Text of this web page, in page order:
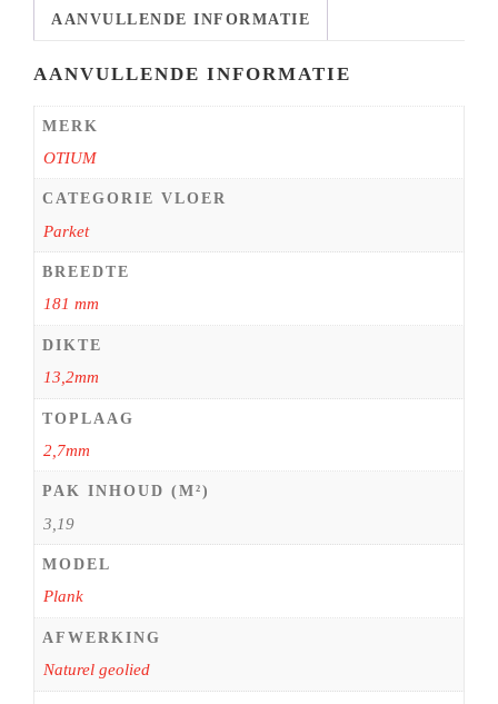
AANVULLENDE INFORMATIE
AANVULLENDE INFORMATIE
MERK
OTIUM
CATEGORIE VLOER
Parket
BREEDTE
181 mm
DIKTE
13,2mm
TOPLAAG
2,7mm
PAK INHOUD (M²)
3,19
MODEL
Plank
AFWERKING
Naturel geolied